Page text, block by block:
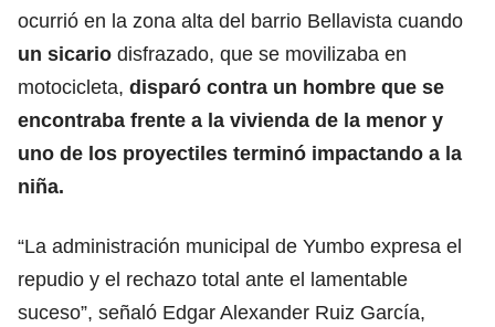
ocurrió en la zona alta del barrio Bellavista cuando
un sicario disfrazado, que se movilizaba en
motocicleta, disparó contra un hombre que se
encontraba frente a la vivienda de la menor y
uno de los proyectiles terminó impactando a la
niña.
“La administración municipal de Yumbo expresa el
repudio y el rechazo total ante el lamentable
suceso”, señaló Edgar Alexander Ruiz García,